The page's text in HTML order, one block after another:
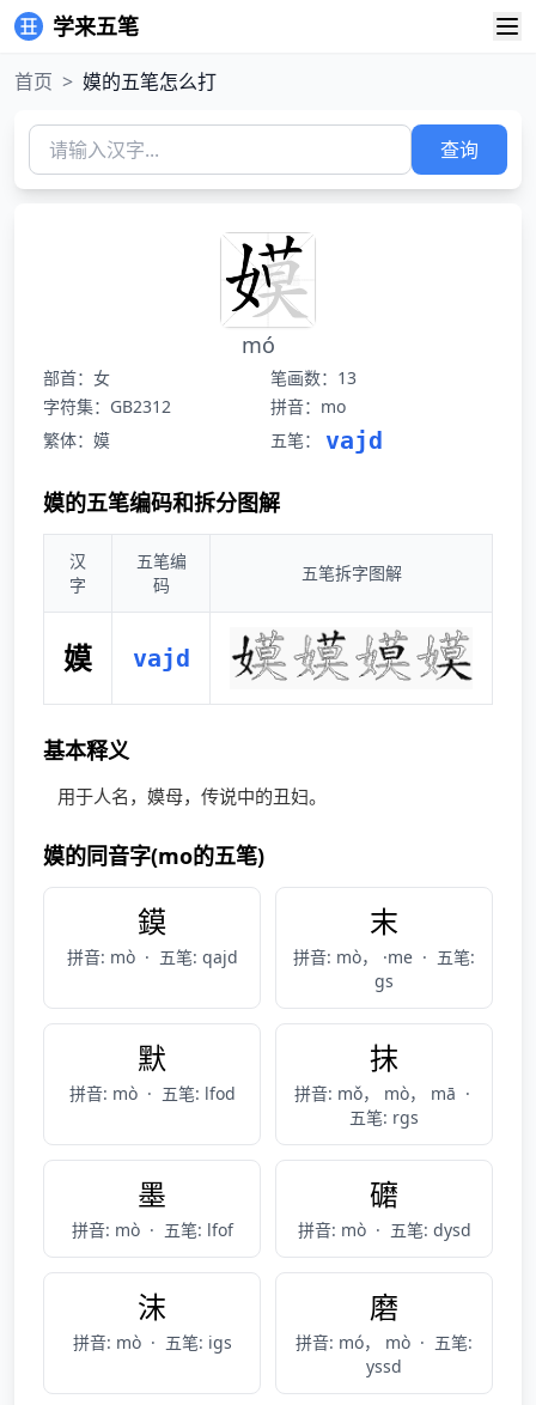
学来五笔
首页 > 嫫的五笔怎么打
查询
mó
部首：女
笔画数：13
字符集：GB2312
拼音：mo
繁体：嫫
五笔： vajd
嫫的五笔编码和拆分图解
汉
字
五笔编
码
五笔拆字图解
嫫 vajd
基本释义
用于人名，嫫母，传说中的丑妇。
嫫的同音字(mo的五笔)
鏌
拼音: mò · 五笔: qajd
末
拼音: mò， ·me · 五笔:
gs
默
拼音: mò · 五笔: lfod
抹
拼音: mǒ， mò， mā ·
五笔: rgs
墨
拼音: mò · 五笔: lfof
礳
拼音: mò · 五笔: dysd
沫
拼音: mò · 五笔: igs
磨
拼音: mó， mò · 五笔:
yssd